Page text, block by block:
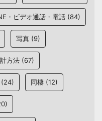
・ビデオ通話・電話 (84)
写真 (9)
方法 (67)
(24) 同棲 (12)